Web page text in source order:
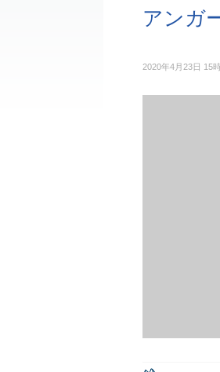
アンガ
2020年4月23日 15